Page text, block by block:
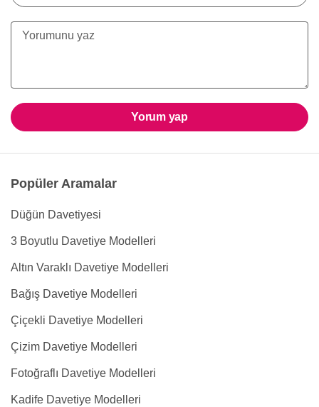
Yorum yap
Popüler Aramalar
Düğün Davetiyesi
3 Boyutlu Davetiye Modelleri
Altın Varaklı Davetiye Modelleri
Bağış Davetiye Modelleri
Çiçekli Davetiye Modelleri
Çizim Davetiye Modelleri
Fotoğraflı Davetiye Modelleri
Kadife Davetiye Modelleri